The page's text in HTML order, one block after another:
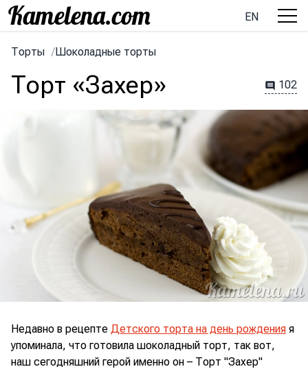
EN
Торты /Шоколадные торты
Торт «Захер» 102
Недавно в рецепте Детского торта на день рождения я
упоминала, что готовила шоколадный торт, так вот,
наш сегодняшний герой именно он – Торт "Захер"